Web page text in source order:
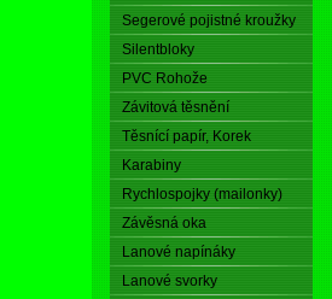
Segerové pojistné kroužky
Silentbloky
PVC Rohože
Závitová těsnění
Těsnící papír, Korek
Karabiny
Rychlospojky (mailonky)
Závěsná oka
Lanové napínáky
Lanové svorky